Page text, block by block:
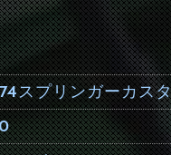
スプリンガーカス